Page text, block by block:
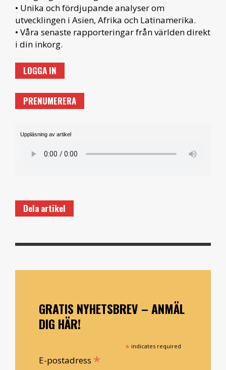
• Unika och fördjupande analyser om
utvecklingen i Asien, Afrika och Latinamerika.
• Våra senaste rapporteringar från världen direkt
i din inkorg.
LOGGA IN
PRENUMERERA
Uppläsning av artikel
Dela artikel
GRATIS NYHETSBREV – ANMÄL
DIG HÄR!
* indicates required
E-postadress *